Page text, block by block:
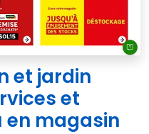
et jardin
et
en magasin